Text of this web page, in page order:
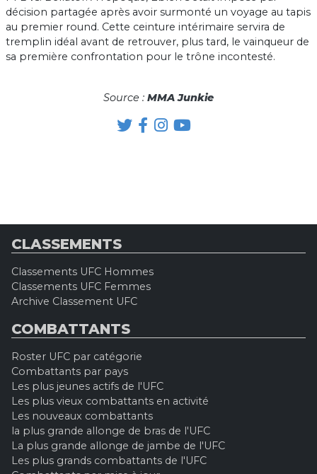
décision partagée après avoir surmonté un voyage au tapis
au premier round. Cette ceinture intérimaire servira de
tremplin idéal avant de retrouver, plus tard, le vainqueur de
sa première confrontation pour le trône incontesté.
Source : MMA Junkie
CLASSEMENTS
Classements UFC Hommes
Classements UFC Femmes
Archive Classement UFC
COMBATTANTS
Roster UFC par catégorie
Combattants par pays
Les plus jeunes actifs de l'UFC
Les plus vieux combattants en activité
Les nouveaux combattants
la plus grande allonge de bras de l'UFC
La plus grande allonge de jambe de l'UFC
Les plus grands combattants de l'UFC